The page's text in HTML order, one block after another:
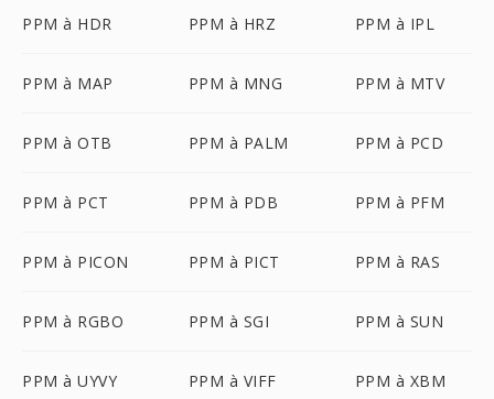
PPM à HDR PPM à HRZ PPM à IPL
PPM à MAP PPM à MNG PPM à MTV
PPM à OTB PPM à PALM PPM à PCD
PPM à PCT PPM à PDB PPM à PFM
PPM à PICON PPM à PICT PPM à RAS
PPM à RGBO PPM à SGI PPM à SUN
PPM à UYVY PPM à VIFF PPM à XBM